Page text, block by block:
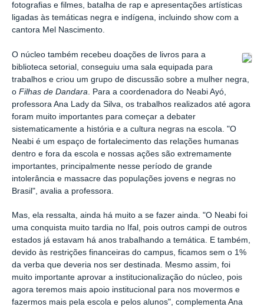
fotografias e filmes, batalha de rap e apresentações artísticas
ligadas às temáticas negra e indígena, incluindo show com a
cantora Mel Nascimento.
O núcleo também recebeu doações de livros para a
biblioteca setorial, conseguiu uma sala equipada para
trabalhos e criou um grupo de discussão sobre a mulher negra,
o Filhas de Dandara . Para a coordenadora do Neabi Ayó,
professora Ana Lady da Silva, os trabalhos realizados até agora
foram muito importantes para começar a debater
sistematicamente a história e a cultura negras na escola. "O
Neabi é um espaço de fortalecimento das relações humanas
dentro e fora da escola e nossas ações são extremamente
importantes, principalmente nesse período de grande
intolerância e massacre das populações jovens e negras no
Brasil", avalia a professora.
Mas, ela ressalta, ainda há muito a se fazer ainda. "O Neabi foi
uma conquista muito tardia no Ifal, pois outros campi de outros
estados já estavam há anos trabalhando a temática. E também,
devido às restrições financeiras do campus, ficamos sem o 1%
da verba que deveria nos ser destinada. Mesmo assim, foi
muito importante aprovar a institucionalização do núcleo, pois
agora teremos mais apoio institucional para nos movermos e
fazermos mais pela escola e pelos alunos", complementa Ana